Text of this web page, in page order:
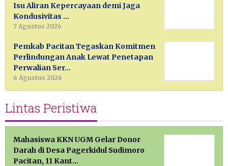
Isu Aliran Kepercayaan demi Jaga
Kondusivitas …
7 Agustus 2026
Pemkab Pacitan Tegaskan Komitmen
Perlindungan Anak Lewat Penetapan
Perwalian Ser…
6 Agustus 2026
Lintas Peristiwa
Mahasiswa KKN UGM Gelar Donor
Darah di Desa Pagerkidul Sudimoro
Pacitan, 11 Kant…